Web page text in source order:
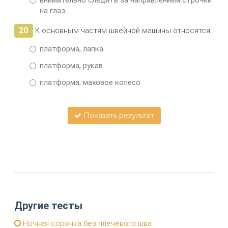
на глаз
20
К основным частям швейной машины относятся:
платформа, лапка
платформа, рукав
платформа, маховое колесо
Показать результат
Другие тесты
Ночная сорочка без плечевого шва